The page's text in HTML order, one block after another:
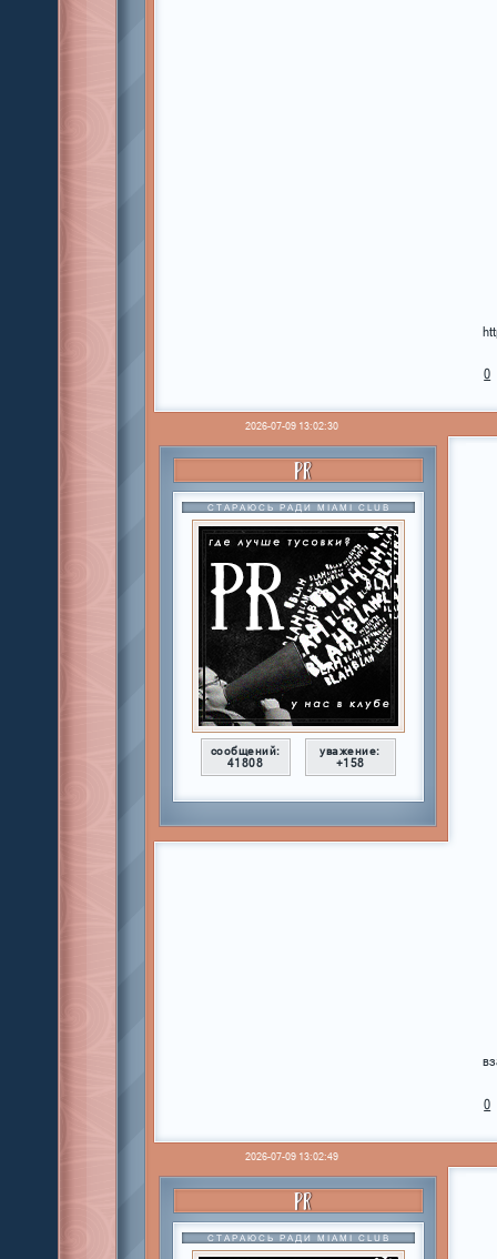
0
2026-07-09 13:02:30
PR
СТАРАЮСЬ РАДИ MIAMI CLUB
сообщений:
41808
уважение:
+158
0
2026-07-09 13:02:49
PR
СТАРАЮСЬ РАДИ MIAMI CLUB